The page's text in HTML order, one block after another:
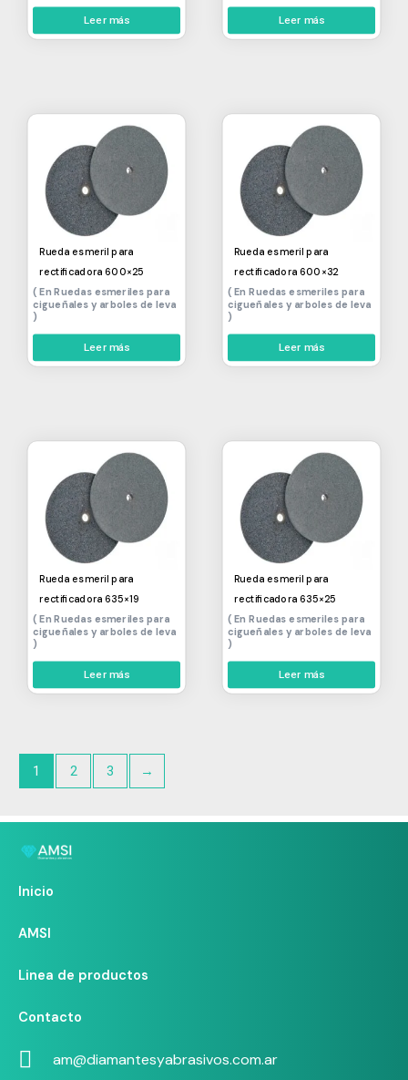
Leer más Leer más
Rueda esmeril para
rectificadora 600×25
Ruedas esmeriles para
cigueñales y arboles de leva
Leer más
Rueda esmeril para
rectificadora 600×32
Ruedas esmeriles para
cigueñales y arboles de leva
Leer más
Rueda esmeril para
rectificadora 635×19
Ruedas esmeriles para
cigueñales y arboles de leva
Leer más
Rueda esmeril para
rectificadora 635×25
Ruedas esmeriles para
cigueñales y arboles de leva
Leer más
1 2 3 →
Inicio
AMSI
Linea de productos
Contacto
am@diamantesyabrasivos.com.ar